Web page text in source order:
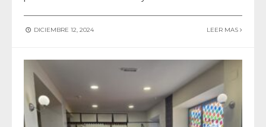
DICIEMBRE 12, 2024 LEER MAS